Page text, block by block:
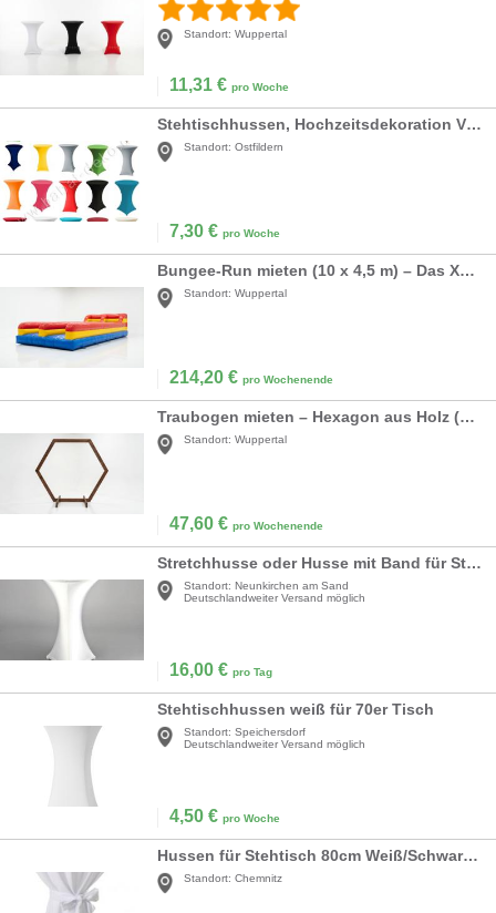
Standort: Wuppertal
11,31 € pro Woche
Stehtischhussen, Hochzeitsdekoration VERLEIH Stretch Stehtischbezug Mieten Hochzeit
Standort: Ostfildern
7,30 € pro Woche
Bungee-Run mieten (10 x 4,5 m) – Das XXL Action-Modul für Ihr Event
Standort: Wuppertal
214,20 € pro Wochenende
Traubogen mieten – Hexagon aus Holz (XXL 220x250 cm) – Boho & Vintage Hochzeit
Standort: Wuppertal
47,60 € pro Wochenende
Stretchhusse oder Husse mit Band für Stehtische mit Ø=70-80cm, weiß schwarz und viele andere Farben
Standort: Neunkirchen am Sand
Deutschlandweiter Versand möglich
16,00 € pro Tag
Stehtischhussen weiß für 70er Tisch
Standort: Speichersdorf
Deutschlandweiter Versand möglich
4,50 € pro Woche
Hussen für Stehtisch 80cm Weiß/Schwarz/Rot
Standort: Chemnitz